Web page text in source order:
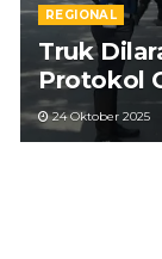
REGIONAL
Truk
Protokol
24 Oktober 2025